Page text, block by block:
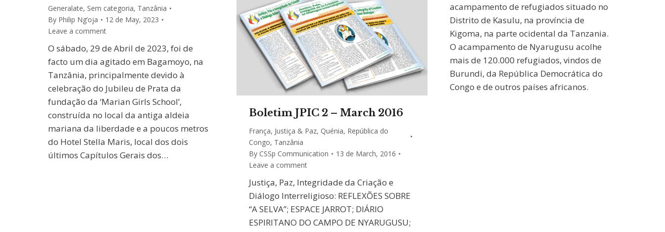
Generalate, Sem categoria, Tanzânia
By Philip Ng’oja
12 de May, 2023
Leave a comment
O sábado, 29 de Abril de 2023, foi de
facto um dia agitado em Bagamoyo, na
Tanzânia, principalmente devido à
celebração do Jubileu de Prata da
fundação da ‘Marian Girls School’,
construída no local da antiga aldeia
mariana da liberdade e a poucos metros
do Hotel Stella Maris, local dos dois
últimos Capítulos Gerais dos…
acampamento de refugiados situado no
Distrito de Kasulu, na província de
Kigoma, na parte ocidental da Tanzania.
O acampamento de Nyarugusu acolhe
mais de 120.000 refugiados, vindos de
Burundi, da República Democrática do
Congo e de outros países africanos.
Boletim JPIC 2 – March 2016
França, Justiça & Paz, Quénia, República do
Congo, Tanzânia
By CSSp Communication
13 de March, 2016
Leave a comment
Justiça, Paz, Integridade da Criação e
Diálogo Interreligioso: REFLEXÕES SOBRE
“A SELVA”; ESPACE JARROT; DIÁRIO
ESPIRITANO DO CAMPO DE NYARUGUSU;